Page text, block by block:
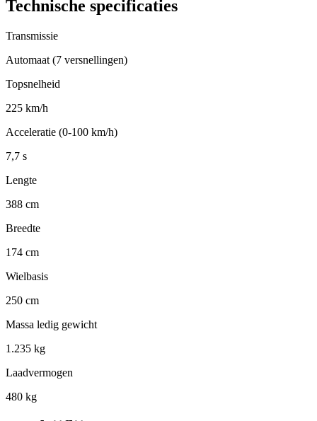
Technische specificaties
Transmissie
Automaat (7 versnellingen)
Topsnelheid
225 km/h
Acceleratie (0-100 km/h)
7,7 s
Lengte
388 cm
Breedte
174 cm
Wielbasis
250 cm
Massa ledig gewicht
1.235 kg
Laadvermogen
480 kg